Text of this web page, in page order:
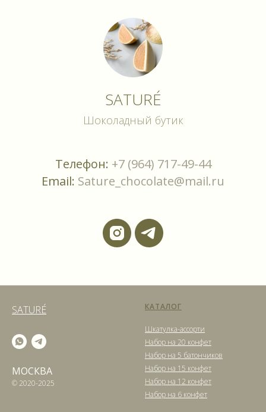
SATURÉ
Шоколадный бутик
Телефон: +7 (964) 717-49-44
Email: Sature_chocolate@mail.ru
SATURÉ
МОСКВА
© 2020-2025
КАТАЛОГ
Шкатулка-ассорти
Набор на 20 конфет
Набор на 5 батончиков
Набор на 15 конфет
Набор на 12 конфет
Набор на 6 конфет